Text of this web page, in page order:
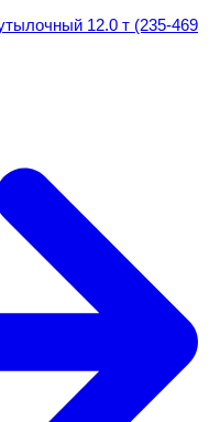
12.0 т (235-469